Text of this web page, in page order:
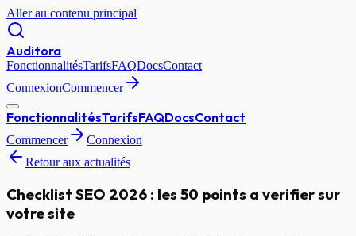
Aller au contenu principal
Auditora
FonctionnalitésTarifsFAQDocsContact
ConnexionCommencer
FonctionnalitésTarifsFAQDocsContact
Commencer
Connexion
Retour aux actualités
Checklist SEO 2026 : les 50 points a verifier sur
votre site